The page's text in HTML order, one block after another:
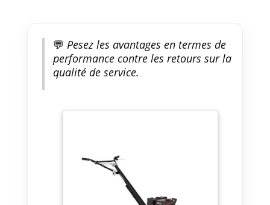
💬 Pesez les avantages en termes de
performance contre les retours sur la
qualité de service.